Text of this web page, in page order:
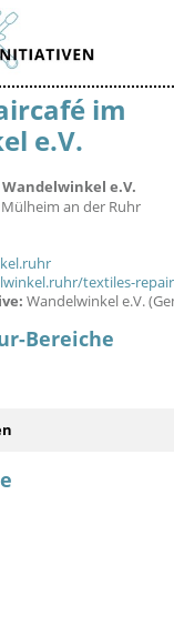
im
e.V.
e.V.
an der Ruhr
textiles-
Wandelwinkel e.V.
Bereiche